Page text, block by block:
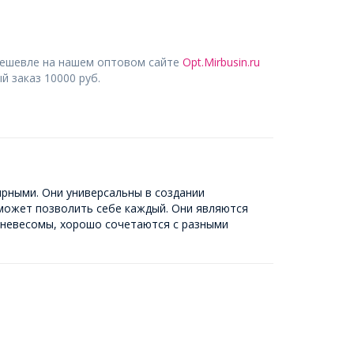
на нашем оптовом сайте Opt.Mirbusin.ru
заказ 10000 руб.
Они универсальны в создании
позволить себе каждый. Они являются
хорошо сочетаются с разными